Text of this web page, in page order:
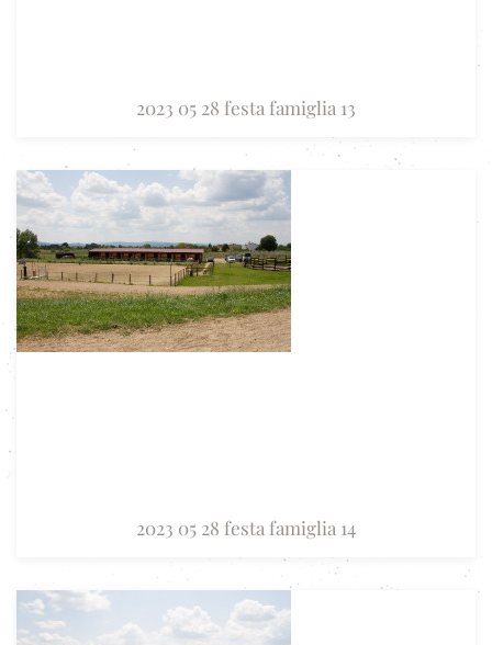
2023 05 28 festa famiglia 13
2023 05 28 festa famiglia 14